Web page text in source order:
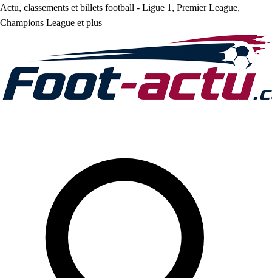
Actu, classements et billets football - Ligue 1, Premier League,
Champions League et plus